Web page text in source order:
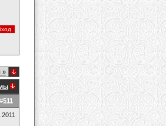
»
#511